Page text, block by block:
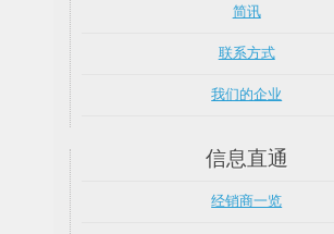
简讯
联系方式
我们的企业
信息直通
经销商一览